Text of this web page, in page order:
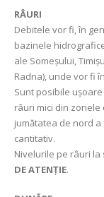
RÂURI
Debitele vor fi, în
bazinele
ale Someșului,
Radna), unde vor fi
Sunt posibile
râuri mici din zonele
jumătatea de nord
cantitativ.
Nivelurile pe râuri
DE ATENȚIE.